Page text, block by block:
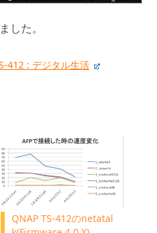
した。
412 : デジタル生活
QNAP TS-412のnetatal